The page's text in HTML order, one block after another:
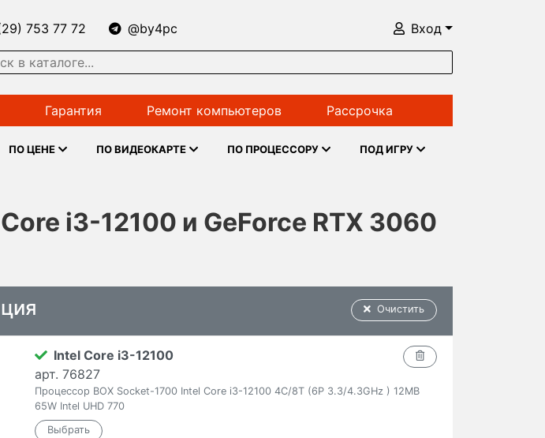
753 77 72 @by4pc Вход
Гарантия Ремонт компьютеров Рассрочка
ПО ЦЕНЕ ПО ВИДЕОКАРТЕ ПО ПРОЦЕССОРУ ПОД ИГРУ
i3-12100 и GeForce RTX 3060
Очистить
Intel Core i3-12100
арт. 76827
Процессор BOX Socket-1700 Intel Core i3-12100 4C/8T (6P 3.3/4.3GHz ) 12MB
65W Intel UHD 770